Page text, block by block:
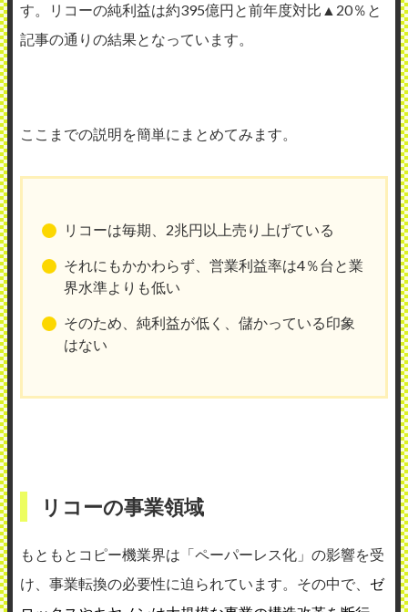
す。リコーの純利益は約395億円と前年度対比▲20％と
記事の通りの結果となっています。
ここまでの説明を簡単にまとめてみます。
リコーは毎期、2兆円以上売り上げている
それにもかかわらず、営業利益率は4％台と業
界水準よりも低い
そのため、純利益が低く、儲かっている印象
はない
リコーの事業領域
もともとコピー機業界は「ペーパーレス化」の影響を受
け、事業転換の必要性に迫られています。その中で、 ゼ